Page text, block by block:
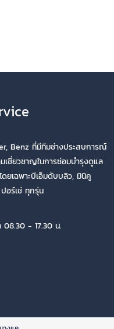
Benz ที่มีทีมช่างประสบการณ์
เชี่ยวชาญในการซ่อมบำรุงดูแล
ยเฉพาะบีเอ็มดับบลิว, มินิคู
ปอร์เช่ ทุกรุ่น
08.30 - 17.30 น.